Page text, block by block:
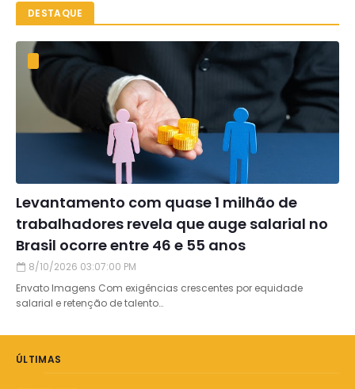
DESTAQUE
Levantamento com quase 1 milhão de
trabalhadores revela que auge salarial no
Brasil ocorre entre 46 e 55 anos
8/10/2026 03:07:00 PM
Envato Imagens Com exigências crescentes por equidade
salarial e retenção de talento…
ÚLTIMAS